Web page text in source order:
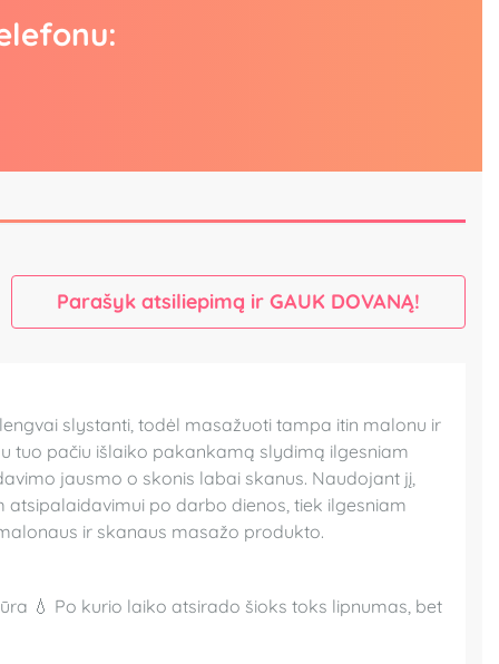
Parašyk atsiliepimą ir GAUK DOVANĄ!
slystanti, todėl masažuoti tampa itin malonu ir
tuo pačiu išlaiko pakankamą slydimą ilgesniam
jausmo o skonis labai skanus. Naudojant jį,
po darbo dienos, tiek ilgesniam
ir skanaus masažo produkto.
💧 Po kurio laiko atsirado šioks toks lipnumas, bet